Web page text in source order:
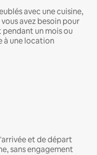
avec une cuisine,
avez besoin pour
un mois ou
à une location
et de départ
sans engagement